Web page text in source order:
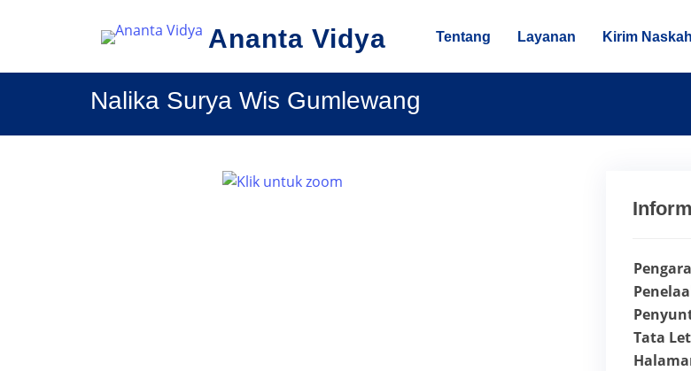
Ananta Vidya Tentang Layanan Kirim Naskah
Nalika Surya Wis Gumlewang
Tata